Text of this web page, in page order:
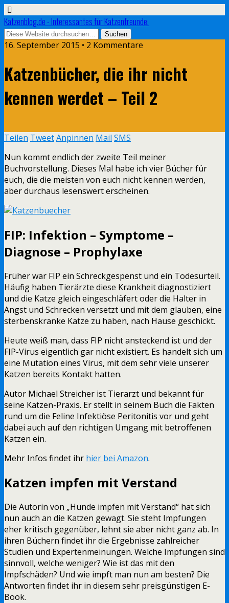
Katzenblog.de - Interessantes für Katzenfreunde.
16. September 2015 • 2 Kommentare
Katzenbücher, die ihr nicht
kennen werdet – Teil 2
Teilen TweetAnpinnen Mail SMS
Nun kommt endlich der zweite Teil meiner
Buchvorstellung. Dieses Mal habe ich vier Bücher für
euch, die die meisten von euch nicht kennen werden,
aber durchaus lesenswert erscheinen.
FIP: Infektion – Symptome –
Diagnose – Prophylaxe
Früher war FIP ein Schreckgespenst und ein Todesurteil.
Häufig haben Tierärzte diese Krankheit diagnostiziert
und die Katze gleich eingeschläfert oder die Halter in
Angst und Schrecken versetzt und mit dem glauben, eine
sterbenskranke Katze zu haben, nach Hause geschickt.
Heute weiß man, dass FIP nicht ansteckend ist und der
FIP-Virus eigentlich gar nicht existiert. Es handelt sich um
eine Mutation eines Virus, mit dem sehr viele unserer
Katzen bereits Kontakt hatten.
Autor Michael Streicher ist Tierarzt und bekannt für
seine Katzen-Praxis. Er stellt in seinem Buch die Fakten
rund um die Feline Infektiöse Peritonitis vor und geht
dabei auch auf den richtigen Umgang mit betroffenen
Katzen ein.
Mehr Infos findet ihr hier bei Amazon.
Katzen impfen mit Verstand
Die Autorin von „Hunde impfen mit Verstand“ hat sich
nun auch an die Katzen gewagt. Sie steht Impfungen
eher kritisch gegenüber, lehnt sie aber nicht ganz ab. In
ihren Büchern findet ihr die Ergebnisse zahlreicher
Studien und Expertenmeinungen. Welche Impfungen sind
sinnvoll, welche weniger? Wie ist das mit den
Impfschäden? Und wie impft man nun am besten? Die
Antworten findet ihr in diesem sehr preisgünstigen E-
Book.